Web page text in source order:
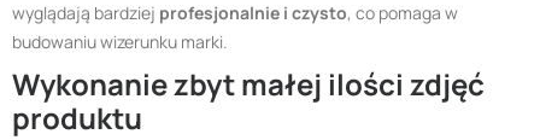
wyglądają bardziej profesjonalnie i czysto, co pomaga w
budowaniu wizerunku marki.
Wykonanie zbyt małej ilości zdjęć
produktu